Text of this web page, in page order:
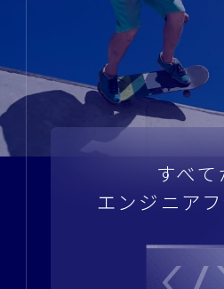
すべて
エンジニアフ